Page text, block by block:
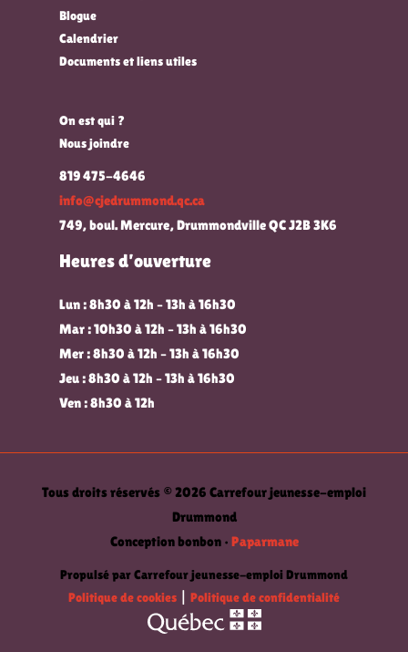
Blogue
Calendrier
Documents et liens utiles
On est qui ?
Nous joindre
819 475-4646
info@cjedrummond.qc.ca
749, boul. Mercure, Drummondville QC J2B 3K6
Heures d’ouverture
Lun : 8h30 à 12h – 13h à 16h30
Mar : 10h30 à 12h – 13h à 16h30
Mer : 8h30 à 12h – 13h à 16h30
Jeu : 8h30 à 12h – 13h à 16h30
Ven : 8h30 à 12h
Tous droits réservés © 2026 Carrefour jeunesse-emploi
Drummond
Conception bonbon • Paparmane
Propulsé par Carrefour jeunesse-emploi Drummond
Politique de cookies
Politique de confidentialité